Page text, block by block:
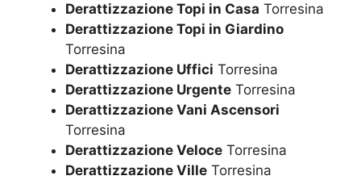
Derattizzazione Topi in Casa Torresina
Derattizzazione Topi in Giardino
Torresina
Derattizzazione Uffici Torresina
Derattizzazione Urgente Torresina
Derattizzazione Vani Ascensori
Torresina
Derattizzazione Veloce Torresina
Derattizzazione Ville Torresina